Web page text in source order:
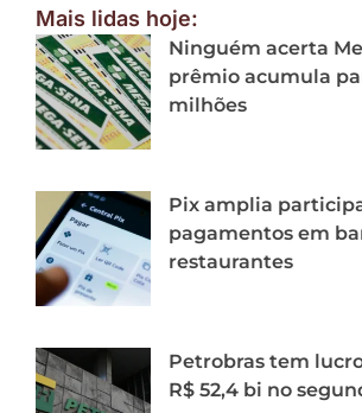
Mais lidas hoje:
Ninguém acerta
prêmio acumula
milhões
Pix amplia
pagamentos em
restaurantes
Petrobras tem
R$ 52,4 bi no